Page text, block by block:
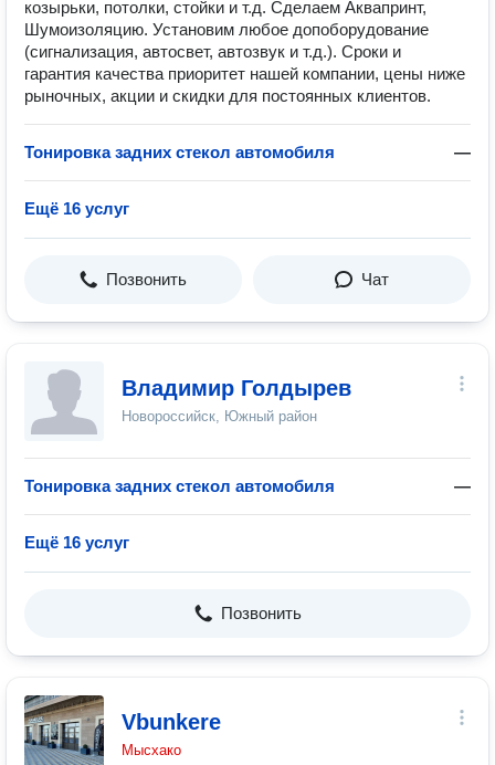
козырьки, потолки, стойки и т.д. Сделаем Аквапринт,
Шумоизоляцию. Установим любое допоборудование
(сигнализация, автосвет, автозвук и т.д.). Сроки и
гарантия качества приоритет нашей компании, цены ниже
рыночных, акции и скидки для постоянных клиентов.
Тонировка задних стекол автомобиля —
Ещё 16 услуг
Позвонить Чат
Владимир Голдырев
Новороссийск, Южный район
Тонировка задних стекол автомобиля —
Ещё 16 услуг
Позвонить
Vbunkere
Мысхако